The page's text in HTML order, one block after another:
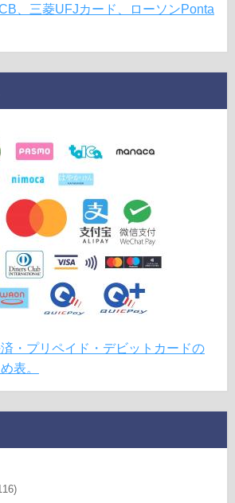
、三菱UFJカード、ローソンPonta
・プリペイド・デビットカードの
表。